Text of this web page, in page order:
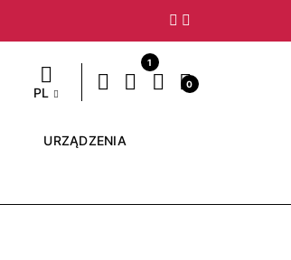
Następny
PL
1
0
URZĄDZENIA